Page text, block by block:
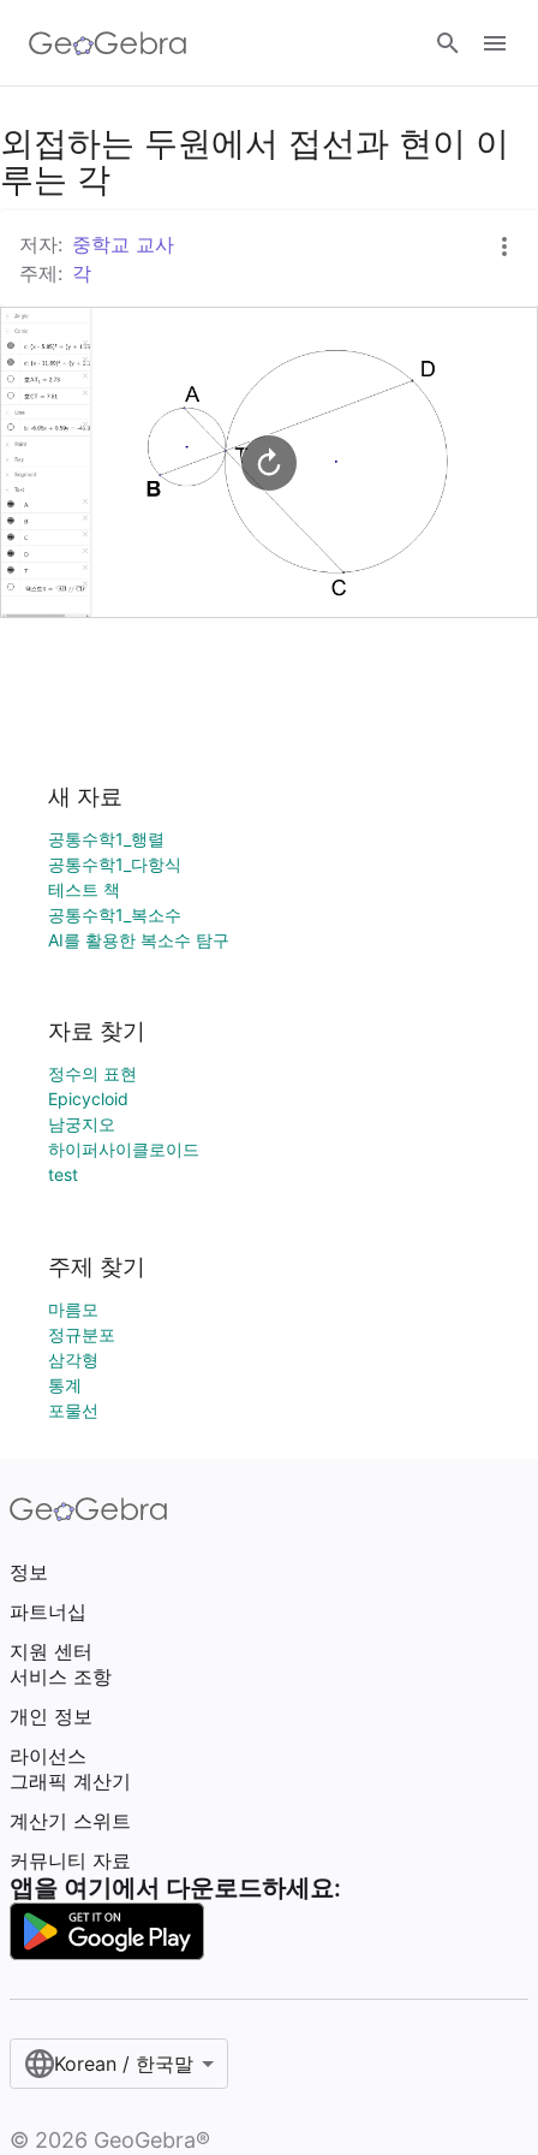
구글 클래스룸
로그인
외접하는 두원에서 접선과 현이 이
루는 각
저자: 중학교 교사
주제: 각
새 자료
공통수학1_행렬
공통수학1_다항식
테스트 책
공통수학1_복소수
AI를 활용한 복소수 탐구
자료 찾기
정수의 표현
Epicycloid
남궁지오
하이퍼사이클로이드
test
주제 찾기
마름모
정규분포
삼각형
통계
포물선
정보
파트너십
지원 센터
서비스 조항
개인 정보
라이선스
그래픽 계산기
계산기 스위트
커뮤니티 자료
앱을 여기에서 다운로드하세요:
Korean / 한국말‎
© 2026 GeoGebra®